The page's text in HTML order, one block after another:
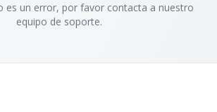
es un error, por favor contacta a nuestro
equipo de soporte.